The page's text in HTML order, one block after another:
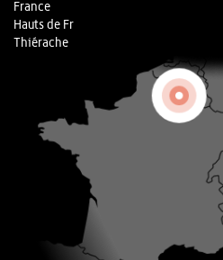
France
Hauts de Fr
Thiérache